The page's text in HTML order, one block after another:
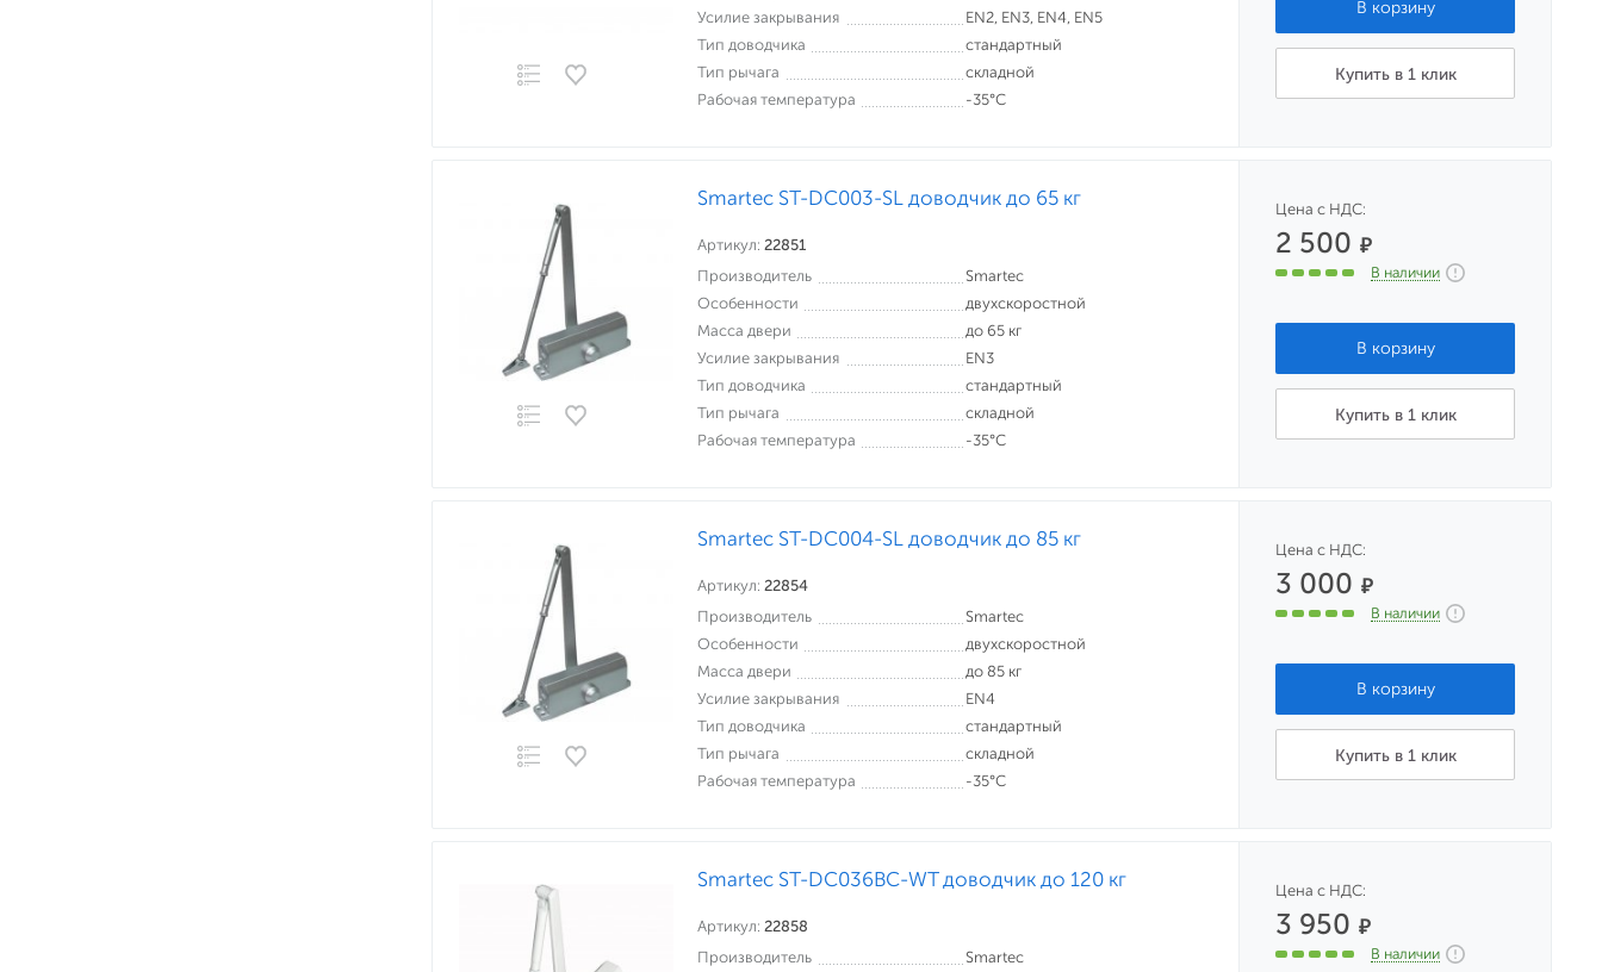
Усилие закрывания
EN2, EN3, EN4, EN5
Тип доводчика
стандартный
Тип рычага
складной
Рабочая температура
-35°С
Купить в 1 клик
Smartec ST-DC003-SL доводчик до 65 кг
Артикул: 22851
Производитель
Smartec
Особенности
двухскоростной
Масса двери
до 65 кг
Усилие закрывания
EN3
Тип доводчика
стандартный
Тип рычага
складной
Рабочая температура
-35°С
Цена с НДС:
2 500₽
В наличии
Купить в 1 клик
Smartec ST-DC004-SL доводчик до 85 кг
Артикул: 22854
Производитель
Smartec
Особенности
двухскоростной
Масса двери
до 85 кг
Усилие закрывания
EN4
Тип доводчика
стандартный
Тип рычага
складной
Рабочая температура
-35°С
Цена с НДС:
3 000₽
В наличии
Купить в 1 клик
Smartec ST-DC036BC-WT доводчик до 120 кг
Артикул: 22858
Производитель
Smartec
Цена с НДС:
3 950₽
В наличии